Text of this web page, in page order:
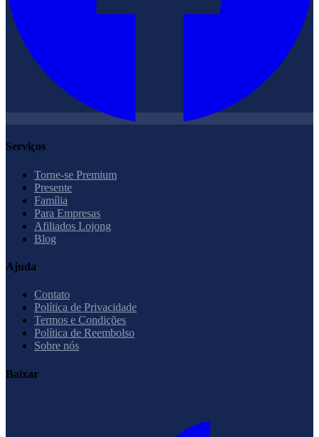
Serviços
Torne-se Premium
Presente
Família
Para Empresas
Afiliados Lojong
Blog
Ajuda
Contato
Política de Privacidade
Termos e Condições
Política de Reembolso
Sobre nós
Baixar